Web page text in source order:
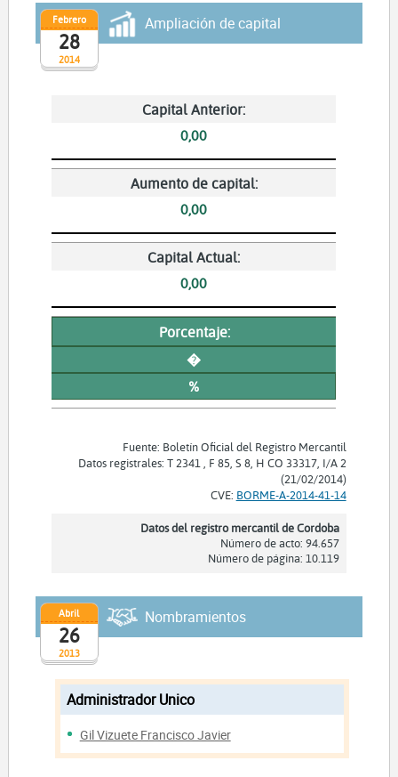
2014
Febrero
28
Ampliación de capital
Capital Anterior:
0,00
Aumento de capital:
0,00
Capital Actual:
0,00
Porcentaje:
�
%
Fuente: Boletín Oficial del Registro Mercantil
Datos registrales: T 2341 , F 85, S 8, H CO 33317, I/A 2
(21/02/2014)
CVE: BORME-A-2014-41-14
Datos del registro mercantil de Cordoba
Número de acto: 94.657
Número de página: 10.119
2013
Abril
26
Nombramientos
Administrador Unico
Gil Vizuete Francisco Javier